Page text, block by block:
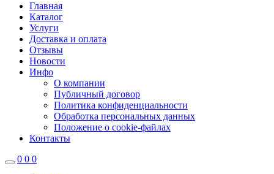
Главная
Каталог
Услуги
Доставка и оплата
Отзывы
Новости
Инфо
О компании
Публичный договор
Политика конфиденциальности
Обработка персональных данных
Положение о cookie-файлах
Контакты
0 0 0